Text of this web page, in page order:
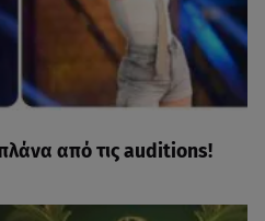
από τις auditions!